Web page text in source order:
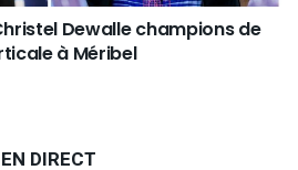
Dewalle champions de
à Méribel
DIRECT